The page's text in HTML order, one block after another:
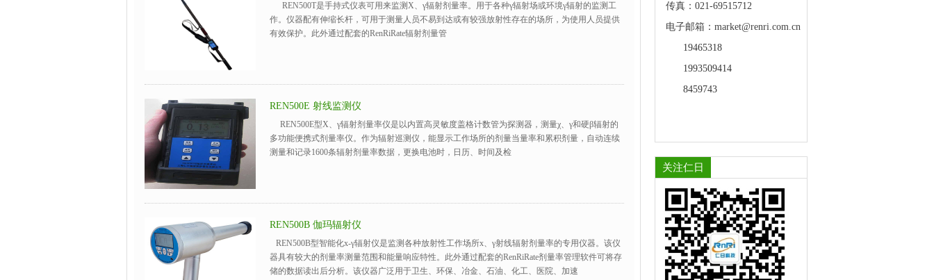
传真：021-69515712
电子邮箱：market@renri.com.cn
19465318
1993509414
8459743
关注仁日
REN500T是手持式仪表可用来监测X、γ辐射剂量率。用于各种γ辐射场或环境γ辐射的监测工
作。仪器配有伸缩长杆，可用于测量人员不易到达或有较强放射性存在的场所，为使用人员提供
有效保护。此外通过配套的RenRiRate辐射剂量管
REN500E 射线监测仪
REN500E型X、γ辐射剂量率仪是以内置高灵敏度盖格计数管为探测器，测量χ、γ和硬β辐射的
多功能便携式剂量率仪。作为辐射巡测仪，能显示工作场所的剂量当量率和累积剂量，自动连续
测量和记录1600条辐射剂量率数据，更换电池时，日历、时间及检
REN500B 伽玛辐射仪
REN500B型智能化х-γ辐射仪是监测各种放射性工作场所х、γ射线辐射剂量率的专用仪器。该仪
器具有较大的剂量率测量范围和能量响应特性。此外通过配套的RenRiRate剂量率管理软件可将存
储的数据读出后分析。该仪器广泛用于卫生、环保、冶金、石油、化工、医院、加速